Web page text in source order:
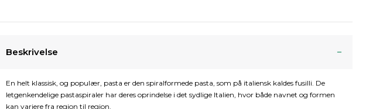
Beskrivelse
En helt klassisk, og populær, pasta er den spiralformede pasta, som på italiensk kaldes fusilli. De
letgenkendelige pastaspiraler har deres oprindelse i det sydlige Italien, hvor både navnet og formen
kan variere fra region til region.